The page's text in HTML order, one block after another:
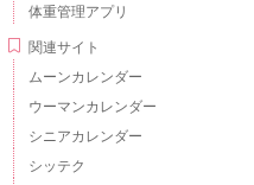
体重管理アプリ
関連サイト
ムーンカレンダー
ウーマンカレンダー
シニアカレンダー
シッテク